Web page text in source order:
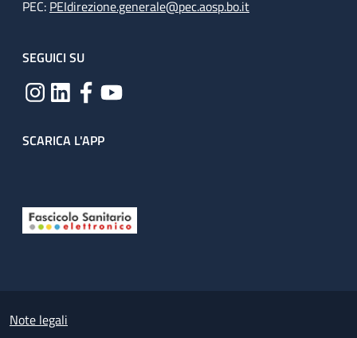
PEC: PEIdirezione.generale@pec.aosp.bo.it
SEGUICI SU
SCARICA L'APP
Small prints
Note legali